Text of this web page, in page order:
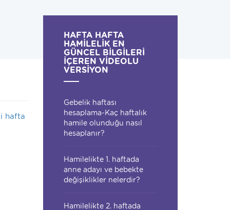
hafta
HAFTA HAFTA
HAMILELIK EN
GÜNCEL BILGILERI
IÇEREN VIDEOLU
VERSIYON
Gebelik haftası
hesaplama-Kaç haftalık
hamile olunduğu nasıl
hesaplanır?
Hamilelikte 1. haftada
anne adayı ve bebekte
değişiklikler nelerdir?
Hamilelikte 2. haftada